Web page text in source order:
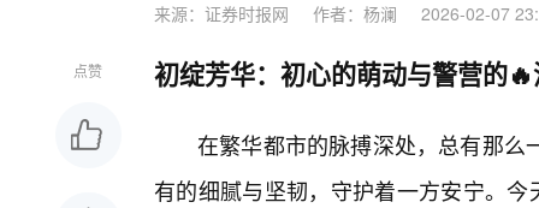
来源：证券时报网 作者：杨澜 2026-02-07
点赞 初绽芳华：初心的萌动与警营的
在繁华都市的脉搏深处，总有那么
有的细腻与坚韧，守护着一方安宁。